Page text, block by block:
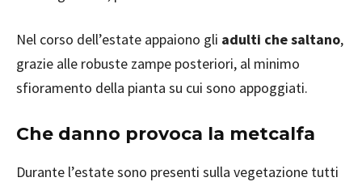
Nel corso dell’estate appaiono gli adulti che saltano,
grazie alle robuste zampe posteriori, al minimo
sfioramento della pianta su cui sono appoggiati.
Che danno provoca la metcalfa
Durante l’estate sono presenti sulla vegetazione tutti